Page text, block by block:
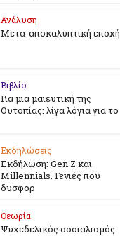
Ανάλυση
Μετα-αποκαλυπτική εποχή
Βιβλίο
Για μια μαιευτική της
Ουτοπίας: λίγα λόγια για το
Εκδηλώσεις
Εκδήλωση: Gen Z και
Millennials. Γενιές που
δυσφορ
Θεωρία
Ψυχεδελικός σοσιαλισμός